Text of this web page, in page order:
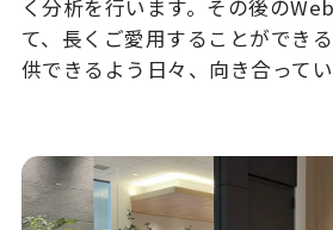
く分析を行います。その後の
て、長くご愛用することができ
供できるよう日々、向き合ってい